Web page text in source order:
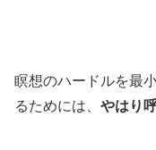
瞑想のハードルを最
るためには、 やはり